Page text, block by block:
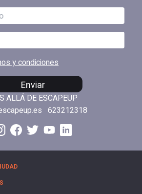
y condiciones
Enviar
ALLÁ DE ESCAPEUP
623212318